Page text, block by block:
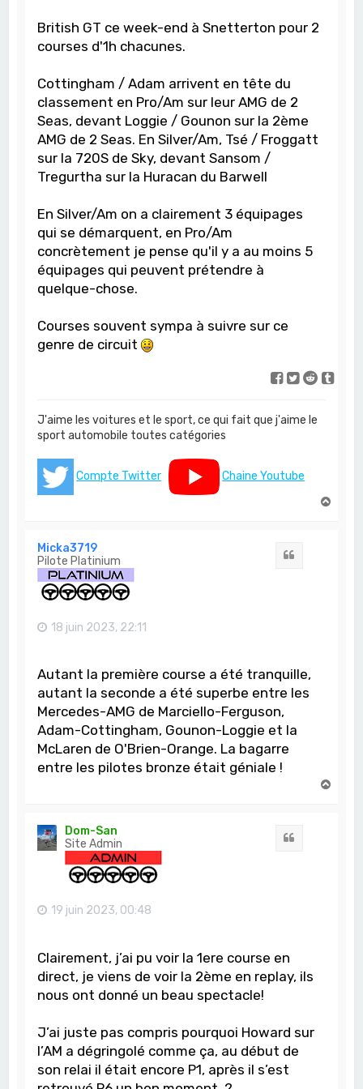
British GT ce week-end à Snetterton pour 2
courses d'1h chacunes.
Cottingham / Adam arrivent en tête du
classement en Pro/Am sur leur AMG de 2
Seas, devant Loggie / Gounon sur la 2ème
AMG de 2 Seas. En Silver/Am, Tsé / Froggatt
sur la 720S de Sky, devant Sansom /
Tregurtha sur la Huracan du Barwell
En Silver/Am on a clairement 3 équipages
qui se démarquent, en Pro/Am
concrètement je pense qu'il y a au moins 5
équipages qui peuvent prétendre à
quelque-chose.
Courses souvent sympa à suivre sur ce
genre de circuit
J'aime les voitures et le sport, ce qui fait que j'aime le
sport automobile toutes catégories
Compte Twitter
Chaine Youtube
Micka3719
Pilote Platinium
18 juin 2023, 22:11
Autant la première course a été tranquille,
autant la seconde a été superbe entre les
Mercedes-AMG de Marciello-Ferguson,
Adam-Cottingham, Gounon-Loggie et la
McLaren de O'Brien-Orange. La bagarre
entre les pilotes bronze était géniale !
Dom-San
Site Admin
19 juin 2023, 00:48
Clairement, j’ai pu voir la 1ere course en
direct, je viens de voir la 2ème en replay, ils
nous ont donné un beau spectacle!
J’ai juste pas compris pourquoi Howard sur
l’AM a dégringolé comme ça, au début de
son relai il était encore P1, après il s’est